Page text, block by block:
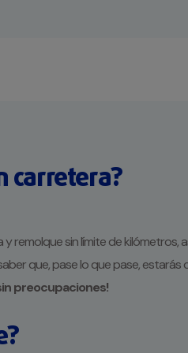
carretera?
sin límite de kilómetros,
que, pase lo que pase,
preocupaciones!